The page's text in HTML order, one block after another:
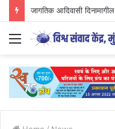
जागतिक आदिवासी
Menu